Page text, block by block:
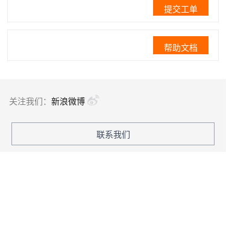
提交工单
帮助文档